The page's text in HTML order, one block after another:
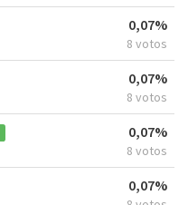
0,07%
8 votos
0,07%
8 votos
0,07%
8 votos
0,07%